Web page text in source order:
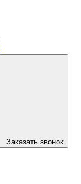
Заказать звонок